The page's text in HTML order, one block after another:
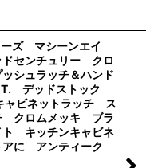
ズ マシーンエイ
センチュリー クロ
シュラッチ＆ハンド
デッドストック
ャビネットラッチ ス
クロムメッキ ブラ
キッチンキャビネ
アに アンティーク